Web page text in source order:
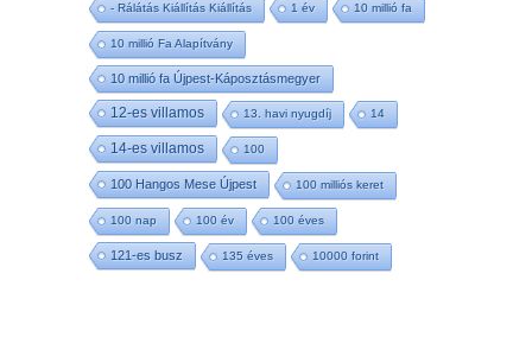
- Rálátás Kiállítás Kiállítás 1 év 10 millió fa
10 millió Fa Alapítvány
10 millió fa Újpest-Káposztásmegyer
12-es villamos 13. havi nyugdíj 14
14-es villamos 100
100 Hangos Mese Újpest 100 milliós keret
100 nap 100 év 100 éves
121-es busz 135 éves 10000 forint